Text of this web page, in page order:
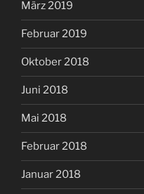
März 2019
Februar 2019
Oktober 2018
Juni 2018
Mai 2018
Februar 2018
Januar 2018